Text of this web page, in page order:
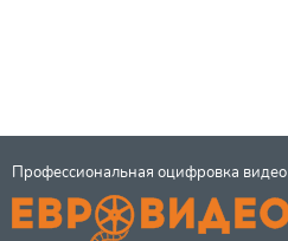
Профессиональная оцифровка видео